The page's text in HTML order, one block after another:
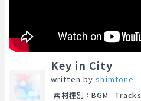
Key in City
written byshimtone
素材種別 ： BGM Tracks